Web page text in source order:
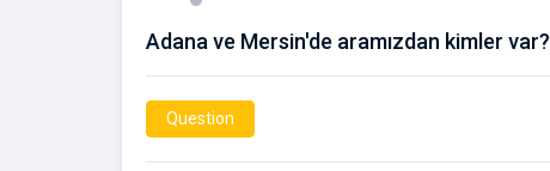
Adana ve Mersin'de aramızdan kimler var?
Question